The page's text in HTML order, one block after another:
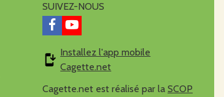
SUIVEZ-NOUS
Installez l'app mobile
Cagette.net
Cagette.net est réalisé par la SCOP